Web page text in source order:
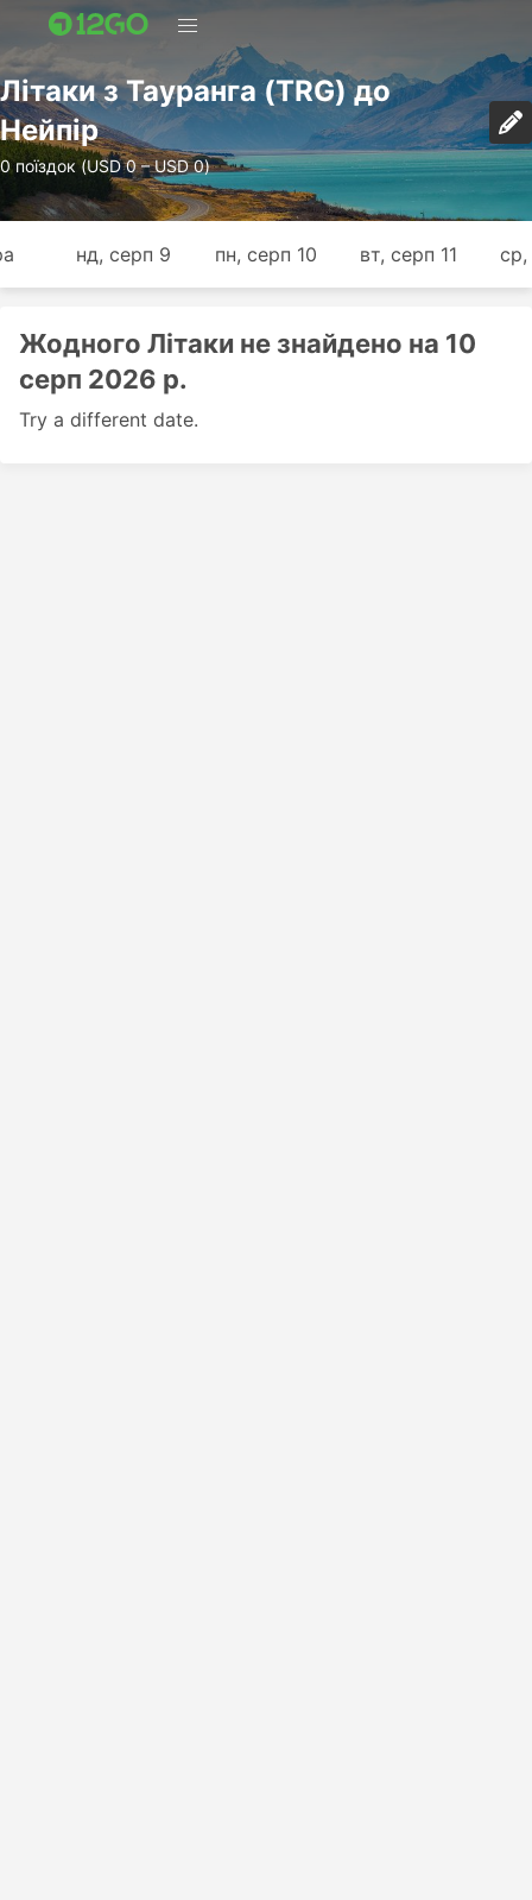
Лiтаки з Тауранга (TRG) до
Нейпір
0 поїздок (USD 0 – USD 0)
нд, серп 9 пн, серп 10 вт, серп 11 ср,
Жодного Лiтаки не знайдено на 10
серп 2026 р.
Try a different date.